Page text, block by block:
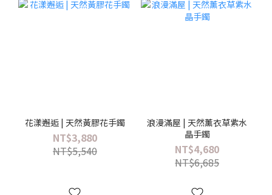
花漾邂逅 | 天然黃膠花手鐲
NT$3,880
NT$5,540
浪漫滿屋 | 天然薰衣草紫水
晶手鐲
NT$4,680
NT$6,685